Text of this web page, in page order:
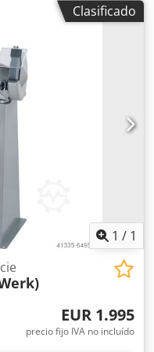
Clasificado
1 / 1
EUR 1.995
precio fijo IVA no incluído